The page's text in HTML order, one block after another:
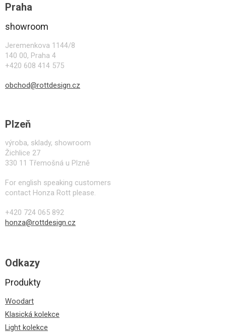
Praha
showroom
Jeremenkova 1144/8
140 00, Praha 4
+420 608 414 575
obchod@rottdesign.cz
Plzeň
výroba, sklady, showroom
Žichlice 27
330 11 Třemošná u Plzně
For english speaking customers
contact Honza Rott please.
+420 724 065 892
honza@rottdesign.cz
Odkazy
Produkty
Woodart
Klasická kolekce
Light kolekce